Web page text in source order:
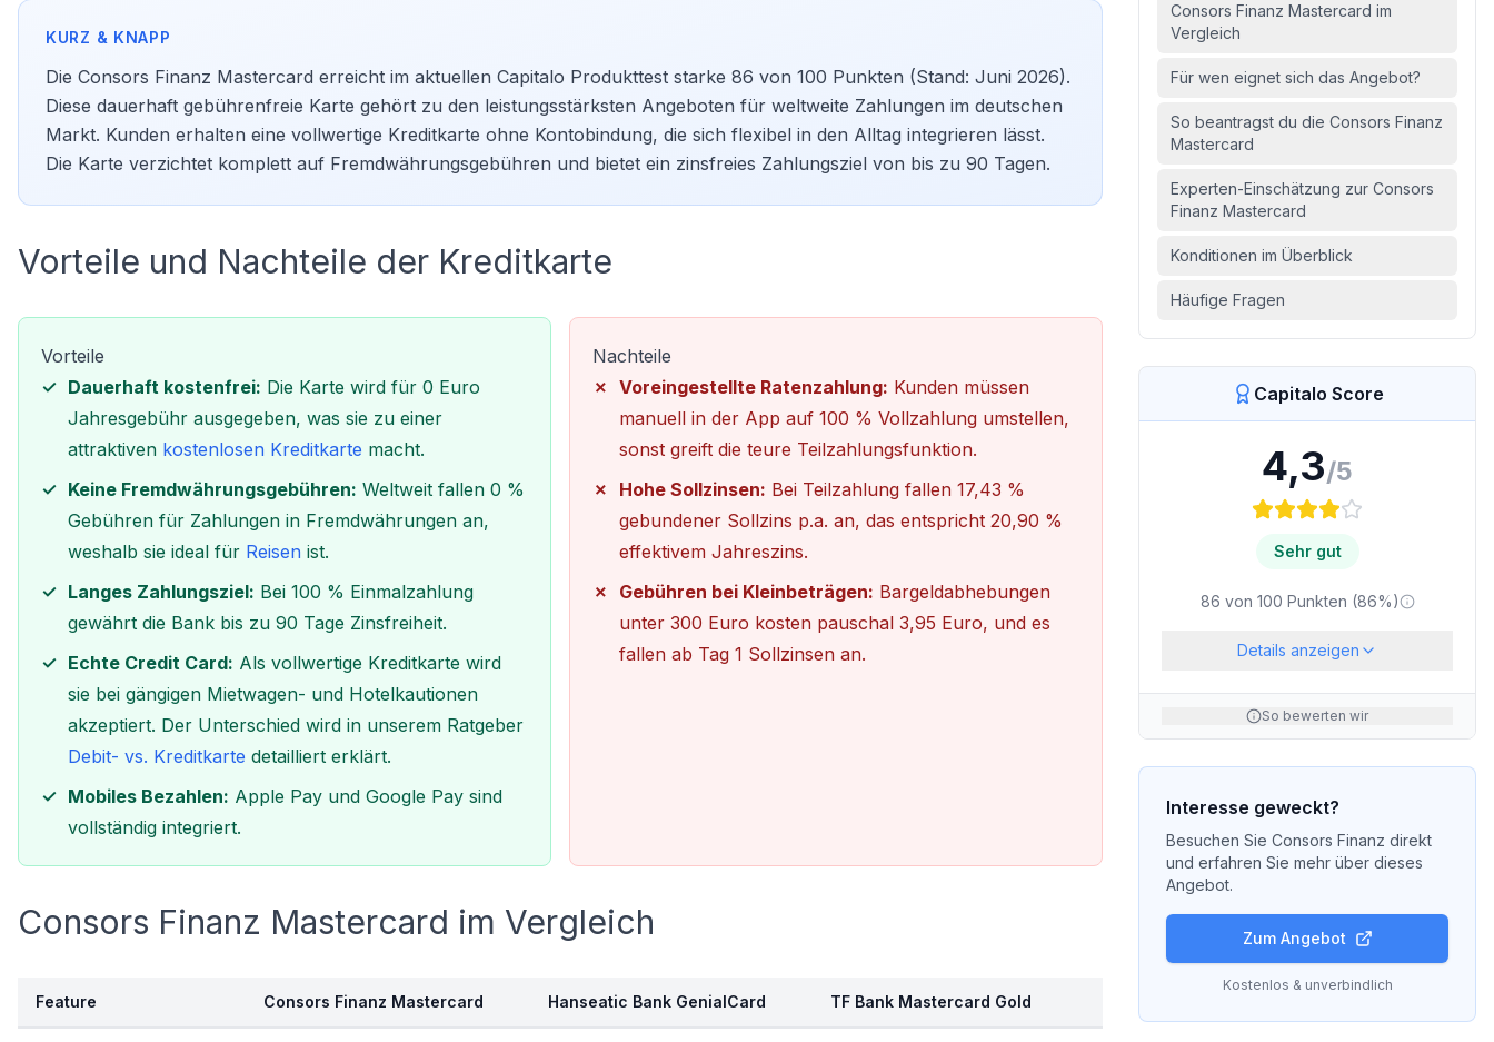
Die Consors Finanz Mastercard erreicht im aktuellen Capitalo Produkttest starke 86 von 100 Punkten (Stand: Juni 2026).
Diese dauerhaft gebührenfreie Karte gehört zu den leistungsstärksten Angeboten für weltweite Zahlungen im deutschen
Markt. Kunden erhalten eine vollwertige Kreditkarte ohne Kontobindung, die sich flexibel in den Alltag integrieren lässt.
Die Karte verzichtet komplett auf Fremdwährungsgebühren und bietet ein zinsfreies Zahlungsziel von bis zu 90 Tagen.
Vorteile und Nachteile der Kreditkarte
Vorteile
Dauerhaft kostenfrei: Die Karte wird für 0 Euro
Jahresgebühr ausgegeben, was sie zu einer
attraktiven kostenlosen Kreditkarte macht.
Keine Fremdwährungsgebühren: Weltweit fallen 0 %
Gebühren für Zahlungen in Fremdwährungen an,
weshalb sie ideal für Reisen ist.
Langes Zahlungsziel: Bei 100 % Einmalzahlung
gewährt die Bank bis zu 90 Tage Zinsfreiheit.
Echte Credit Card: Als vollwertige Kreditkarte wird
sie bei gängigen Mietwagen- und Hotelkautionen
akzeptiert. Der Unterschied wird in unserem Ratgeber
Debit- vs. Kreditkarte detailliert erklärt.
Mobiles Bezahlen: Apple Pay und Google Pay sind
vollständig integriert.
Nachteile
Voreingestellte Ratenzahlung: Kunden müssen
manuell in der App auf 100 % Vollzahlung umstellen,
sonst greift die teure Teilzahlungsfunktion.
Hohe Sollzinsen: Bei Teilzahlung fallen 17,43 %
gebundener Sollzins p.a. an, das entspricht 20,90 %
effektivem Jahreszins.
Gebühren bei Kleinbeträgen: Bargeldabhebungen
unter 300 Euro kosten pauschal 3,95 Euro, und es
fallen ab Tag 1 Sollzinsen an.
Consors Finanz Mastercard im Vergleich
Feature Consors Finanz Mastercard Hanseatic Bank GenialCard TF Bank Mastercard Gold
Consors Finanz Mastercard im
Vergleich
Für wen eignet sich das Angebot?
So beantragst du die Consors Finanz
Mastercard
Experten-Einschätzung zur Consors
Finanz Mastercard
Konditionen im Überblick
Häufige Fragen
Capitalo Score
4,3/5
Sehr gut
86 von 100 Punkten (86%)
Details anzeigen
So bewerten wir
Interesse geweckt?
Besuchen Sie Consors Finanz direkt
und erfahren Sie mehr über dieses
Angebot.
Zum Angebot
Kostenlos & unverbindlich